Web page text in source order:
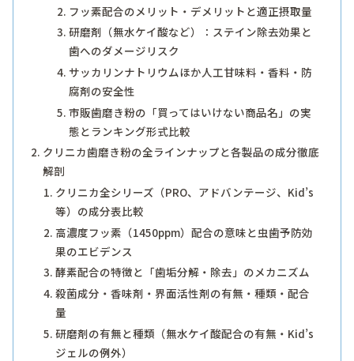
フッ素配合のメリット・デメリットと適正摂取量
研磨剤（無水ケイ酸など）：ステイン除去効果と
歯へのダメージリスク
サッカリンナトリウムほか人工甘味料・香料・防
腐剤の安全性
市販歯磨き粉の「買ってはいけない商品名」の実
態とランキング形式比較
クリニカ歯磨き粉の全ラインナップと各製品の成分徹底
解剖
クリニカ全シリーズ（PRO、アドバンテージ、Kid’s
等）の成分表比較
高濃度フッ素（1450ppm）配合の意味と虫歯予防効
果のエビデンス
酵素配合の特徴と「歯垢分解・除去」のメカニズム
殺菌成分・香味剤・界面活性剤の有無・種類・配合
量
研磨剤の有無と種類（無水ケイ酸配合の有無・Kid’s
ジェルの例外）